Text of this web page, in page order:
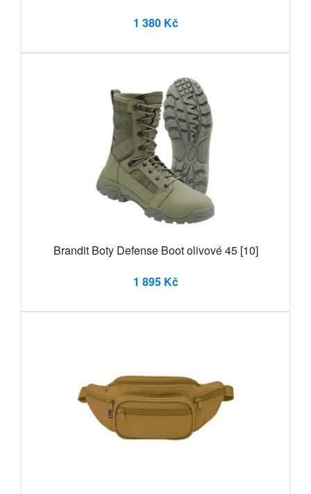
1 380 Kč
Brandit Boty Defense Boot olivové 45 [10]
1 895 Kč